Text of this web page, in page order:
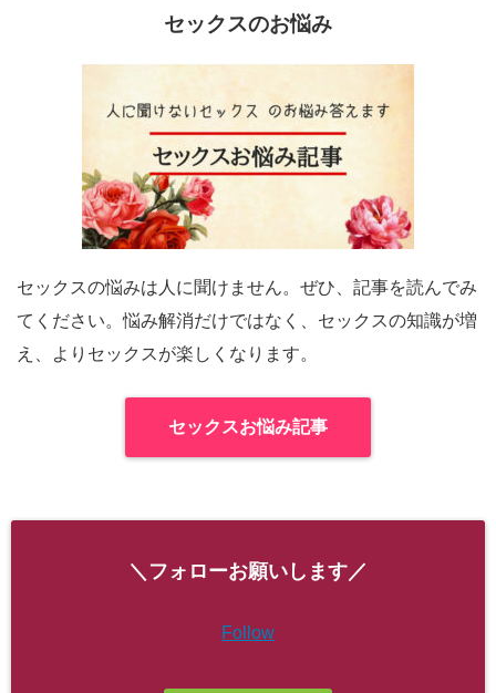
セックスのお悩み
セックスの悩みは人に聞けません。ぜひ、記事を読んでみ
てください。悩み解消だけではなく、セックスの知識が増
え、よりセックスが楽しくなります。
セックスお悩み記事
＼フォローお願いします／
Follow